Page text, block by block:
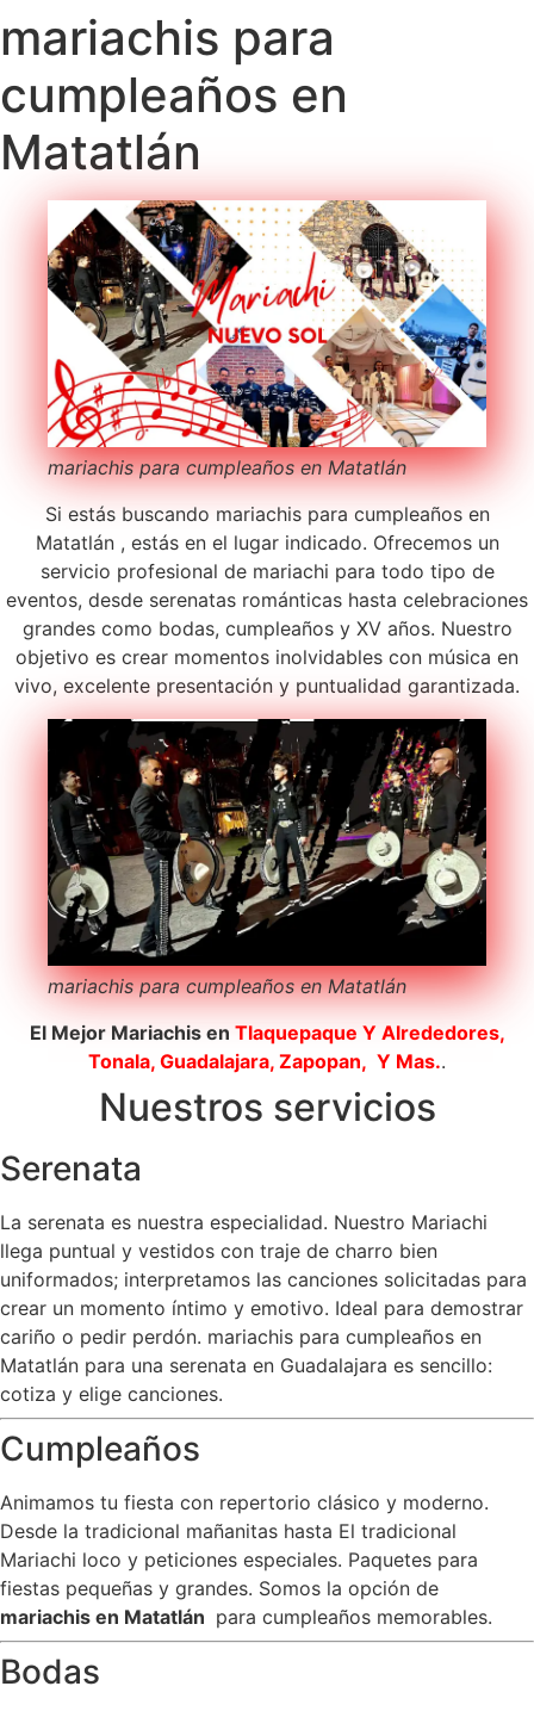
mariachis para
cumpleaños en
Matatlán
mariachis para cumpleaños en Matatlán
Si estás buscando mariachis para cumpleaños en
Matatlán , estás en el lugar indicado. Ofrecemos un
servicio profesional de mariachi para todo tipo de
eventos, desde serenatas románticas hasta celebraciones
grandes como bodas, cumpleaños y XV años. Nuestro
objetivo es crear momentos inolvidables con música en
vivo, excelente presentación y puntualidad garantizada.
mariachis para cumpleaños en Matatlán
El Mejor Mariachis en Tlaquepaque Y Alrededores,
Tonala, Guadalajara, Zapopan, Y Mas..
Nuestros servicios
Serenata
La serenata es nuestra especialidad. Nuestro Mariachi
llega puntual y vestidos con traje de charro bien
uniformados; interpretamos las canciones solicitadas para
crear un momento íntimo y emotivo. Ideal para demostrar
cariño o pedir perdón. mariachis para cumpleaños en
Matatlán para una serenata en Guadalajara es sencillo:
cotiza y elige canciones.
Cumpleaños
Animamos tu fiesta con repertorio clásico y moderno.
Desde la tradicional mañanitas hasta El tradicional
Mariachi loco y peticiones especiales. Paquetes para
fiestas pequeñas y grandes. Somos la opción de
mariachis en Matatlán para cumpleaños memorables.
Bodas